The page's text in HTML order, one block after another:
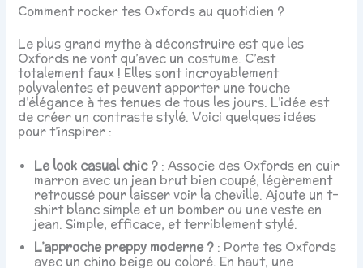
Comment rocker tes Oxfords au quotidien ?
Le plus grand mythe à déconstruire est que les
Oxfords ne vont qu’avec un costume. C’est
totalement faux ! Elles sont incroyablement
polyvalentes et peuvent apporter une touche
d’élégance à tes tenues de tous les jours. L’idée est
de créer un contraste stylé. Voici quelques idées
pour t’inspirer :
Le look casual chic ? : Associe des Oxfords en cuir
marron avec un jean brut bien coupé, légèrement
retroussé pour laisser voir la cheville. Ajoute un t-
shirt blanc simple et un bomber ou une veste en
jean. Simple, efficace, et terriblement stylé.
L’approche preppy moderne ? : Porte tes Oxfords
avec un chino beige ou coloré. En haut, une